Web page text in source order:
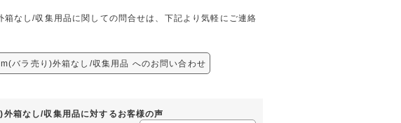
なし/収集用品に関しての問合せは、下記より気軽にご連絡
バラ売り)外箱なし/収集用品 へのお問い合わせ
箱なし/収集用品に対するお客様の声